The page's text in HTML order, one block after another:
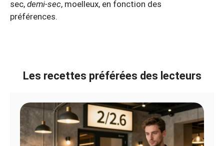
sec, demi-sec, moelleux, en fonction des
préférences.
Les recettes préférées des lecteurs